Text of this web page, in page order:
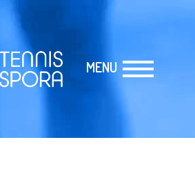
MENU